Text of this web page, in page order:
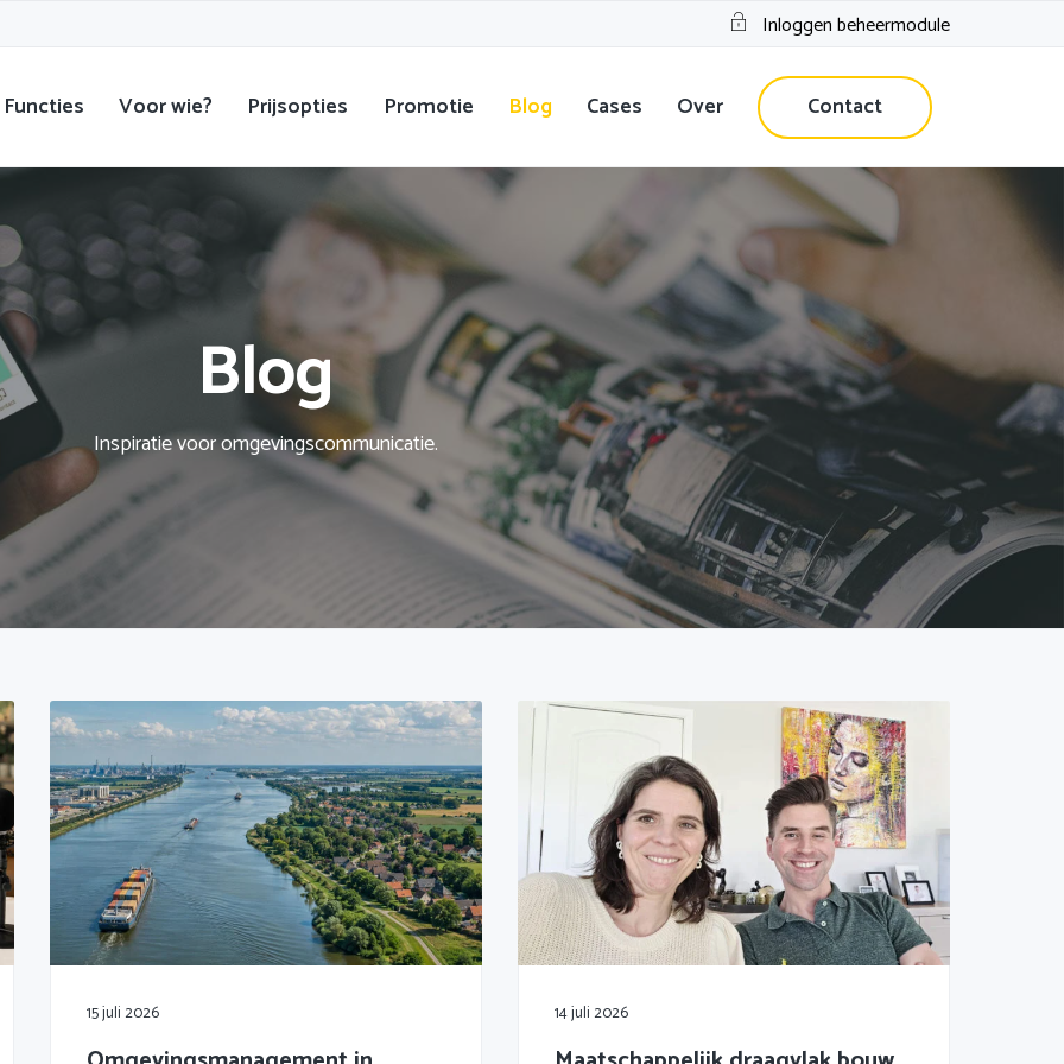
Inloggen beheermodule
Functies Voor wie? Prijsopties Promotie Blog Cases Over Contact
Blog
Inspiratie voor omgevingscommunicatie.
15 juli 2026 14 juli 2026